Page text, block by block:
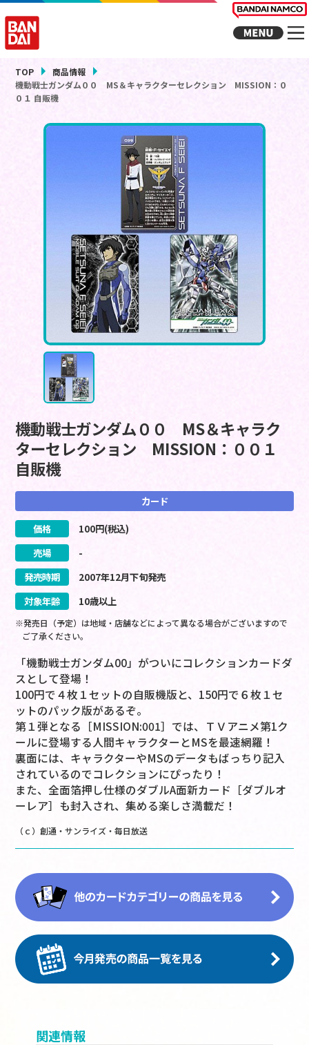
TOP
商品情報
機動戦士ガンダム００ MS＆キャラクターセレクション MISSION：０
０１ 自販機
機動戦士ガンダム００ MS＆キャラク
ターセレクション MISSION：００１
自販機
カード
価格 100円(税込)
売場
-
発売時期
2007年12月下旬発売
対象年齢
10歳以上
※発売日（予定）は地域・店舗などによって異なる場合がございますので
ご了承ください。
「機動戦士ガンダム00」がついにコレクションカードダ
スとして登場！
100円で４枚１セットの自販機版と、150円で６枚１セ
ットのパック版があるぞ。
第１弾となる［MISSION:001］では、ＴＶアニメ第1ク
ールに登場する人間キャラクターとMSを最速網羅！
裏面には、キャラクターやMSのデータもばっちり記入
されているのでコレクションにぴったり！
また、全面箔押し仕様のダブルA面新カード［ダブルオ
ーレア］も封入され、集める楽しさ満載だ！
（ｃ）創通・サンライズ・毎日放送
関連情報